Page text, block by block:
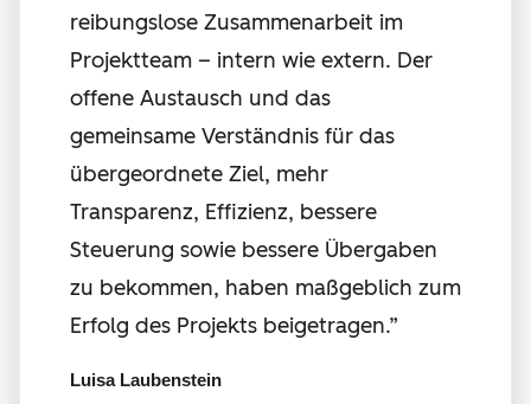
reibungslose Zusammenarbeit im
Projektteam – intern wie extern. Der
offene Austausch und das
gemeinsame Verständnis für das
übergeordnete Ziel, mehr
Transparenz, Effizienz, bessere
Steuerung sowie bessere Übergaben
zu bekommen, haben maßgeblich zum
Erfolg des Projekts beigetragen.”
Luisa Laubenstein